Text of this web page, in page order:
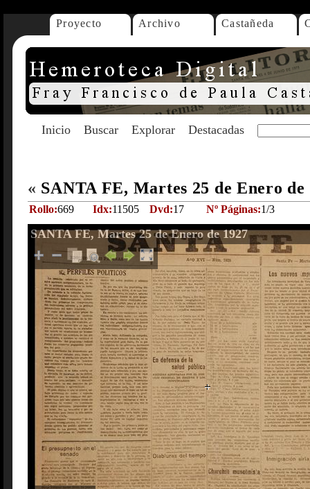
Proyecto Archivo Castañeda
Inicio Buscar Explorar Destacadas
« SANTA FE, Martes 25 de Enero
Rollo:669 Idx:11505 Dvd:17 Nº Páginas:1/3
SANTA FE, Martes 25 de Enero de 1927